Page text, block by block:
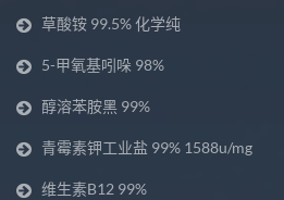
草酸铵 99.5% 化学纯
5-甲氧基吲哚 98%
醇溶苯胺黑 99%
青霉素钾工业盐 99% 1588u/mg
维生素B12 99%